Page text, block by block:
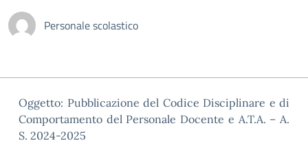
Personale scolastico
Oggetto: Pubblicazione del Codice Disciplinare e di
Comportamento del Personale Docente e A.T.A. – A.
S. 2024-2025